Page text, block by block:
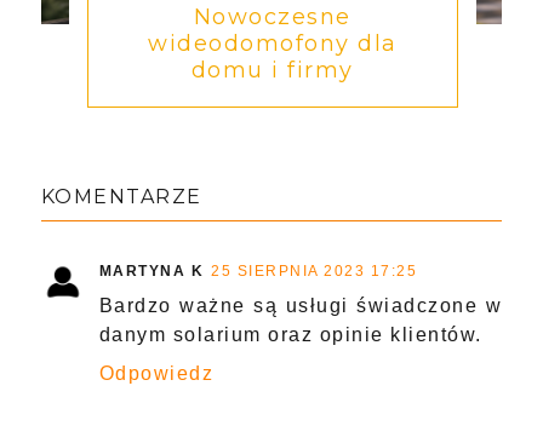
Nowoczesne
wideodomofony dla
domu i firmy
KOMENTARZE
MARTYNA K 25 SIERPNIA 2023 17:25
Bardzo ważne są usługi świadczone w
danym solarium oraz opinie klientów.
Odpowiedz